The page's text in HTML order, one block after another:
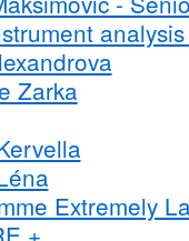
Zarka
Extremely
+